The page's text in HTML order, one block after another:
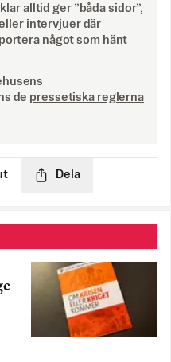
alltid ger ”båda sidor”,
intervjuer där
något som hänt
de pressetiska reglerna
Dela